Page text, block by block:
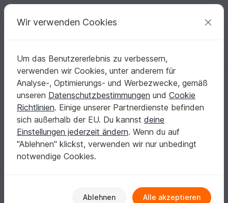
Deine kreativen Ideen
Deutsch | € (EUR) einloggen Kostenlos registrieren
Startseite Häkeln Festlichkeiten Ostern
Enten. Stockente und/oder Ente mit Haube. Häkelanleitung
Enten. Stockente und/oder Ente mit Haube.
Häkelanleitung
Wir verwenden Cookies
Um das Benutzererlebnis zu verbessern,
verwenden wir Cookies, unter anderem für
Analyse-, Optimierungs- und Werbezwecke, gemäß
unseren Datenschutzbestimmungen und Cookie
Richtlinien. Einige unserer Partnerdienste befinden
sich außerhalb der EU. Du kannst deine
Einstellungen jederzeit ändern. Wenn du auf
"Ablehnen" klickst, verwenden wir nur unbedingt
notwendige Cookies.
Ablehnen Alle akzeptieren